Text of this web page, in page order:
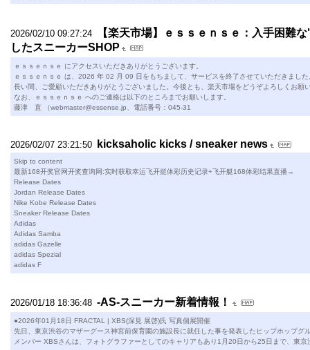
2026/02/10 09:27:24
【楽天市場】ｅｓｓｅｎｓｅ：入手困難
したスニーカーSHOP
ｅｓｓｅｎｓｅ にアクセスいただきありがとうございます。
ｅｓｓｅｎｓｅ は、2026 年 02 月 09 日をもちまして、サービスを終了させていただきました
長い間、ご愛顧いただきありがとうございました。今後とも、楽天市場をどうぞよろしくお願
なお、ｅｓｓｅｎｓｅ へのご連絡は以下のところまでお願いします。
藤津 直 （webmaster@essense.jp、電話番号：045-31
2026/02/07 23:21:50 kicksaholic kicks / sneaker news
Skip to content
最新168开奖官网开奖查询网:实时获取幸运飞开挺体彩历史记录+飞开艇168体彩结果直播→
Release Dates
Jordan Release Dates
Nike Kobe Release Dates
Sneaker Release Dates
Adidas
Adidas Samba
adidas Gazelle
adidas Spezial
adidas F
2026/01/18 18:36:48 -AS-スニーカー新着情報！
●2026年01月18日 FRACTAL | XBS(深見 展啓)氏 写真個展開催
先日、東京渋谷のマザーグース神宮前保育園の施設長に就任した事を発表したヒップホップグ
メンバー XBSさんは、フォトグラファーとしてのキャリアもあり1月20日から25日まで、東